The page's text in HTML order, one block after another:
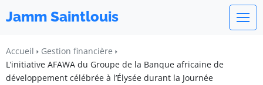
Jamm Saintlouis
Accueil
Gestion financière
L’initiative AFAWA du Groupe de la Banque africaine de
développement célébrée à l’Élysée durant la Journée